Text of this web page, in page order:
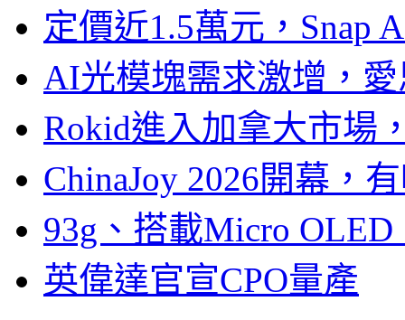
定價近1.5萬元，Snap
AI光模塊需求激增，
Rokid進入加拿大市場
ChinaJoy 2026開幕，
93g、搭載Micro
英偉達官宣CPO量產